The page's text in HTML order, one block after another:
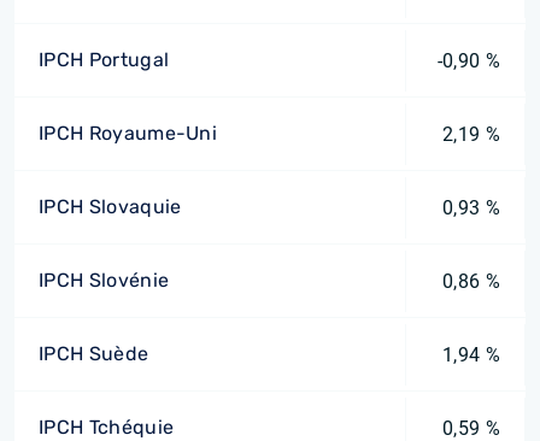
IPCH Portugal -0,90 %
IPCH Royaume-Uni 2,19 %
IPCH Slovaquie 0,93 %
IPCH Slovénie 0,86 %
IPCH Suède 1,94 %
IPCH Tchéquie 0,59 %